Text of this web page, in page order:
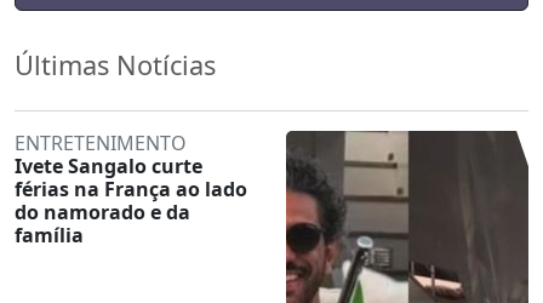
Últimas Notícias
ENTRETENIMENTO
Ivete Sangalo curte
férias na França ao lado
do namorado e da
família